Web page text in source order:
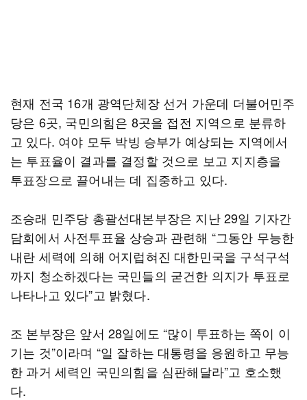
현재 전국 16개 광역단체장 선거 가운데 더불어민주
당은 6곳, 국민의힘은 8곳을 접전 지역으로 분류하
고 있다. 여야 모두 박빙 승부가 예상되는 지역에서
는 투표율이 결과를 결정할 것으로 보고 지지층을
투표장으로 끌어내는 데 집중하고 있다.
조승래 민주당 총괄선대본부장은 지난 29일 기자간
담회에서 사전투표율 상승과 관련해 “그동안 무능한
내란 세력에 의해 어지럽혀진 대한민국을 구석구석
까지 청소하겠다는 국민들의 굳건한 의지가 투표로
나타나고 있다”고 밝혔다.
조 본부장은 앞서 28일에도 “많이 투표하는 쪽이 이
기는 것”이라며 “일 잘하는 대통령을 응원하고 무능
한 과거 세력인 국민의힘을 심판해달라”고 호소했
다.